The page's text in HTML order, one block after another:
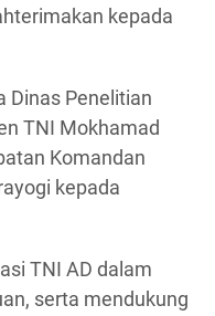
kepada
Dinas Penelitian
TNI Mokhamad
Komandan
kepada
TNI AD dalam
serta mendukung